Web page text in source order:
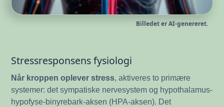
Billedet er AI-genereret.
Stressresponsens fysiologi
Når kroppen oplever stress, aktiveres to primære
systemer: det sympatiske nervesystem og hypothalamus-
hypofyse-binyrebark-aksen (HPA-aksen). Det